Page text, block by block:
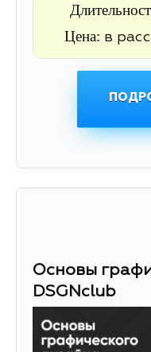
Цена: в
Основы
DSGNclub